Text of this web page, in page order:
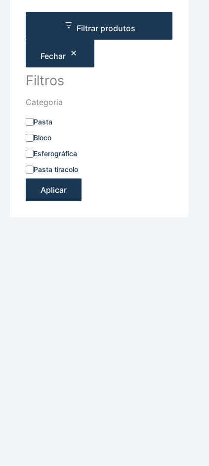
Filtrar produtos
Fechar
Filtros
Categoria
Pasta
Bloco
Esferográfica
Pasta tiracolo
Aplicar